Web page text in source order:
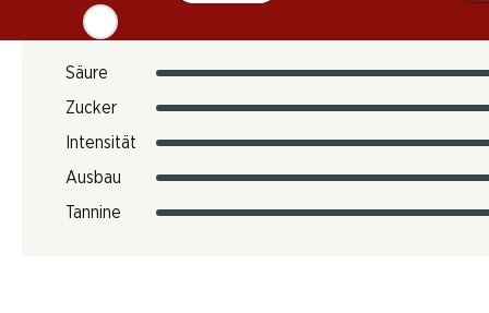
Säure
Zucker
Intensität
Ausbau
Tannine